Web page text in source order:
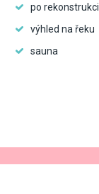
po rekonstrukci
výhled na řeku
sauna